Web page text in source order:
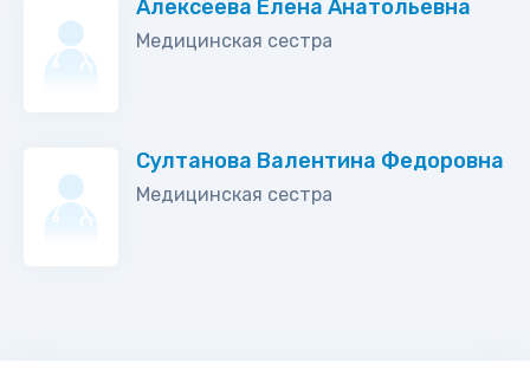
Алексеева Елена Анатольевна
Медицинская сестра
Султанова Валентина Федоровна
Медицинская сестра